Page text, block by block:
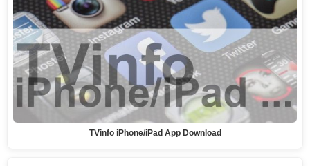
TVinfo iPhone/iPad App Download